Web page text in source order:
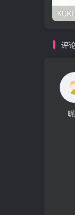
评